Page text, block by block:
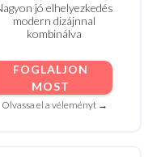
jó elhelyezkedés
modern dizájnnal
kombinálva
FOGLALJON
MOST
Olvassa el a véleményt →